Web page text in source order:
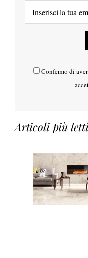
Confermo di
Articoli più letti